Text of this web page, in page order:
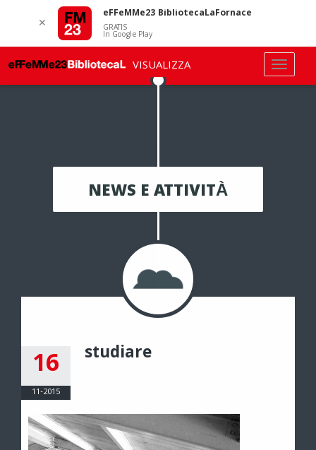
NEWS E ATTIVITÀ
16
11-2015
studiare
✕
eFFeMMe23 BibliotecaLaFornace
GRATIS
In Google Play
VISUALIZZA